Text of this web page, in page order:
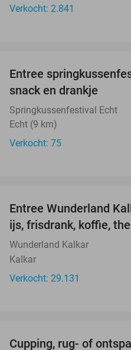
Verkocht: 2.841
Entree
snack en drankje
Springkussenfestival Echt
Echt (9 km)
Verkocht: 75
Entree Wunderland
ijs, frisdrank, koffie,
Wunderland Kalkar
Kalkar
Verkocht: 29.131
Cupping, rug- of